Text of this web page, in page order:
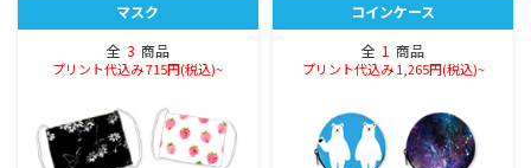
マスク
全 3 商品
プリント代込み 715円(税込)~
コインケース
全 1 商品
プリント代込み 1,265円(税込)~